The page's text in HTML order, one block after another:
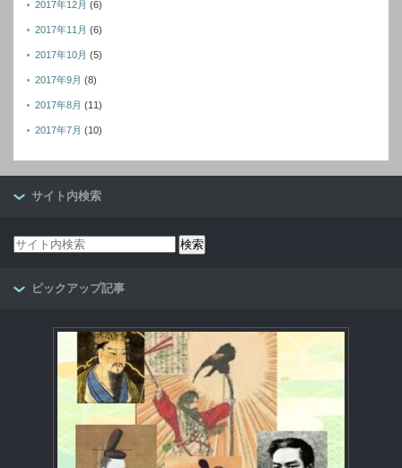
2017年12月 (6)
2017年11月 (6)
2017年10月 (5)
2017年9月 (8)
2017年8月 (11)
2017年7月 (10)
サイト内検索
ピックアップ記事